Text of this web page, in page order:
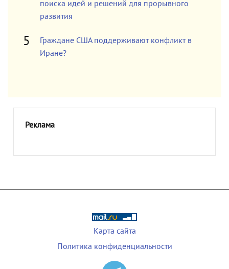
поиска идей и решений для прорывного
развития
Граждане США поддерживают конфликт в
Иране?
Реклама
Карта сайта
Политика конфиденциальности